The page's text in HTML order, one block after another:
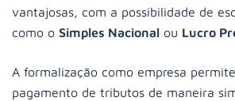
vantajosas, com a possibilidade de
como o Simples Nacional ou Lucro
A formalização como empresa
pagamento de tributos de maneira